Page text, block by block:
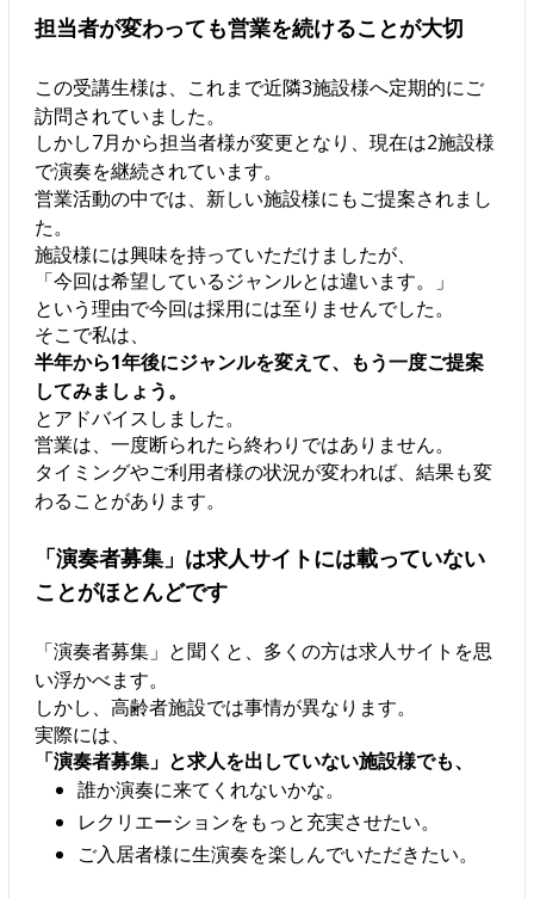
担当者が変わっても営業を続けることが大切
この受講生様は、これまで近隣3施設様へ定期的にご
訪問されていました。
しかし7月から担当者様が変更となり、現在は2施設様
で演奏を継続されています。
営業活動の中では、新しい施設様にもご提案されまし
た。
施設様には興味を持っていただけましたが、
「今回は希望しているジャンルとは違います。」
という理由で今回は採用には至りませんでした。
そこで私は、
半年から1年後にジャンルを変えて、もう一度ご提案
してみましょう。
とアドバイスしました。
営業は、一度断られたら終わりではありません。
タイミングやご利用者様の状況が変われば、結果も変
わることがあります。
「演奏者募集」は求人サイトには載っていない
ことがほとんどです
「演奏者募集」と聞くと、多くの方は求人サイトを思
い浮かべます。
しかし、高齢者施設では事情が異なります。
実際には、
「演奏者募集」と求人を出していない施設様でも、
誰か演奏に来てくれないかな。
レクリエーションをもっと充実させたい。
ご入居者様に生演奏を楽しんでいただきたい。